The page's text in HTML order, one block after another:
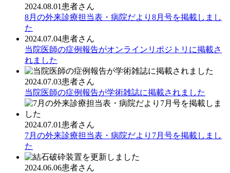
2024.08.01 患者さん
8月の外来診療担当表・病院だより8月号を掲載しまし
た
2024.07.04患者さん
当院医師の症例報告がオンラインリポジトリに掲載さ
れました
2024.07.03患者さん
当院医師の症例報告が学術雑誌に掲載されました
2024.07.01 患者さん
7月の外来診療担当表・病院だより7月号を掲載しまし
た
2024.06.06患者さん